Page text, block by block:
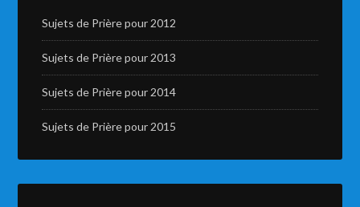
Sujets de Prière pour 2012
Sujets de Prière pour 2013
Sujets de Prière pour 2014
Sujets de Prière pour 2015